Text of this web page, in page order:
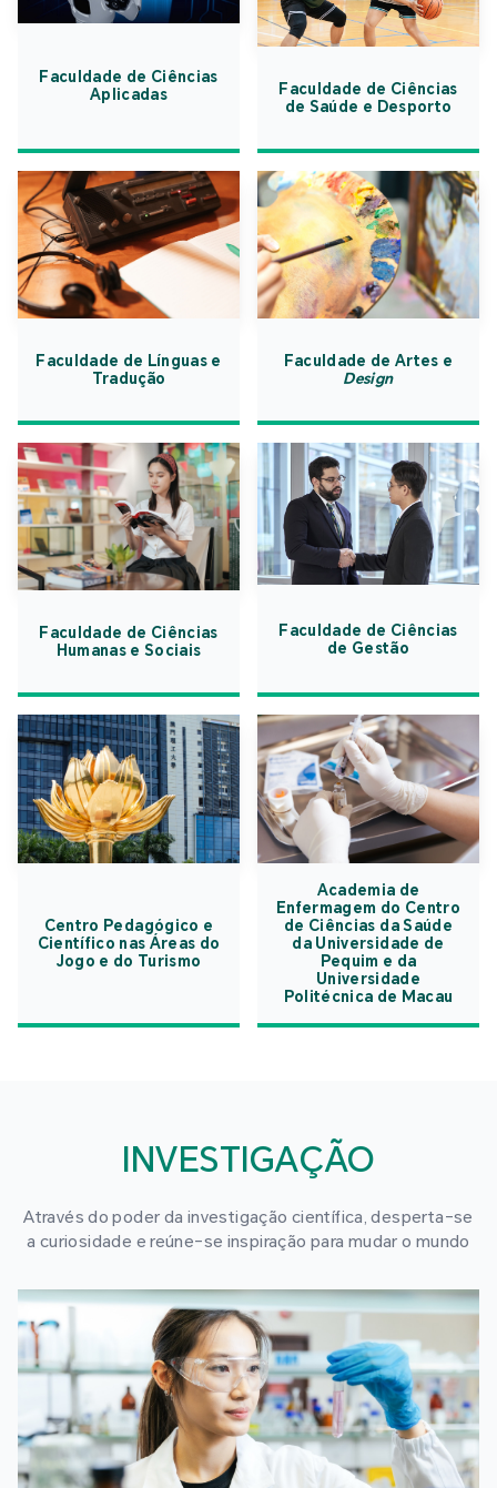
Faculdade de Ciências
Aplicadas
Faculdade de Ciências
de Saúde e Desporto
Faculdade de Línguas e
Tradução
Faculdade de Artes e
Design
Faculdade de Ciências
Humanas e Sociais
Faculdade de Ciências
de Gestão
Centro Pedagógico e
Científico nas Áreas do
Jogo e do Turismo
Academia de
Enfermagem do Centro
de Ciências da Saúde
da Universidade de
Pequim e da
Universidade
Politécnica de Macau
INVESTIGAÇÃO
Através do poder da investigação científica, desperta-se
a curiosidade e reúne-se inspiração para mudar o mundo